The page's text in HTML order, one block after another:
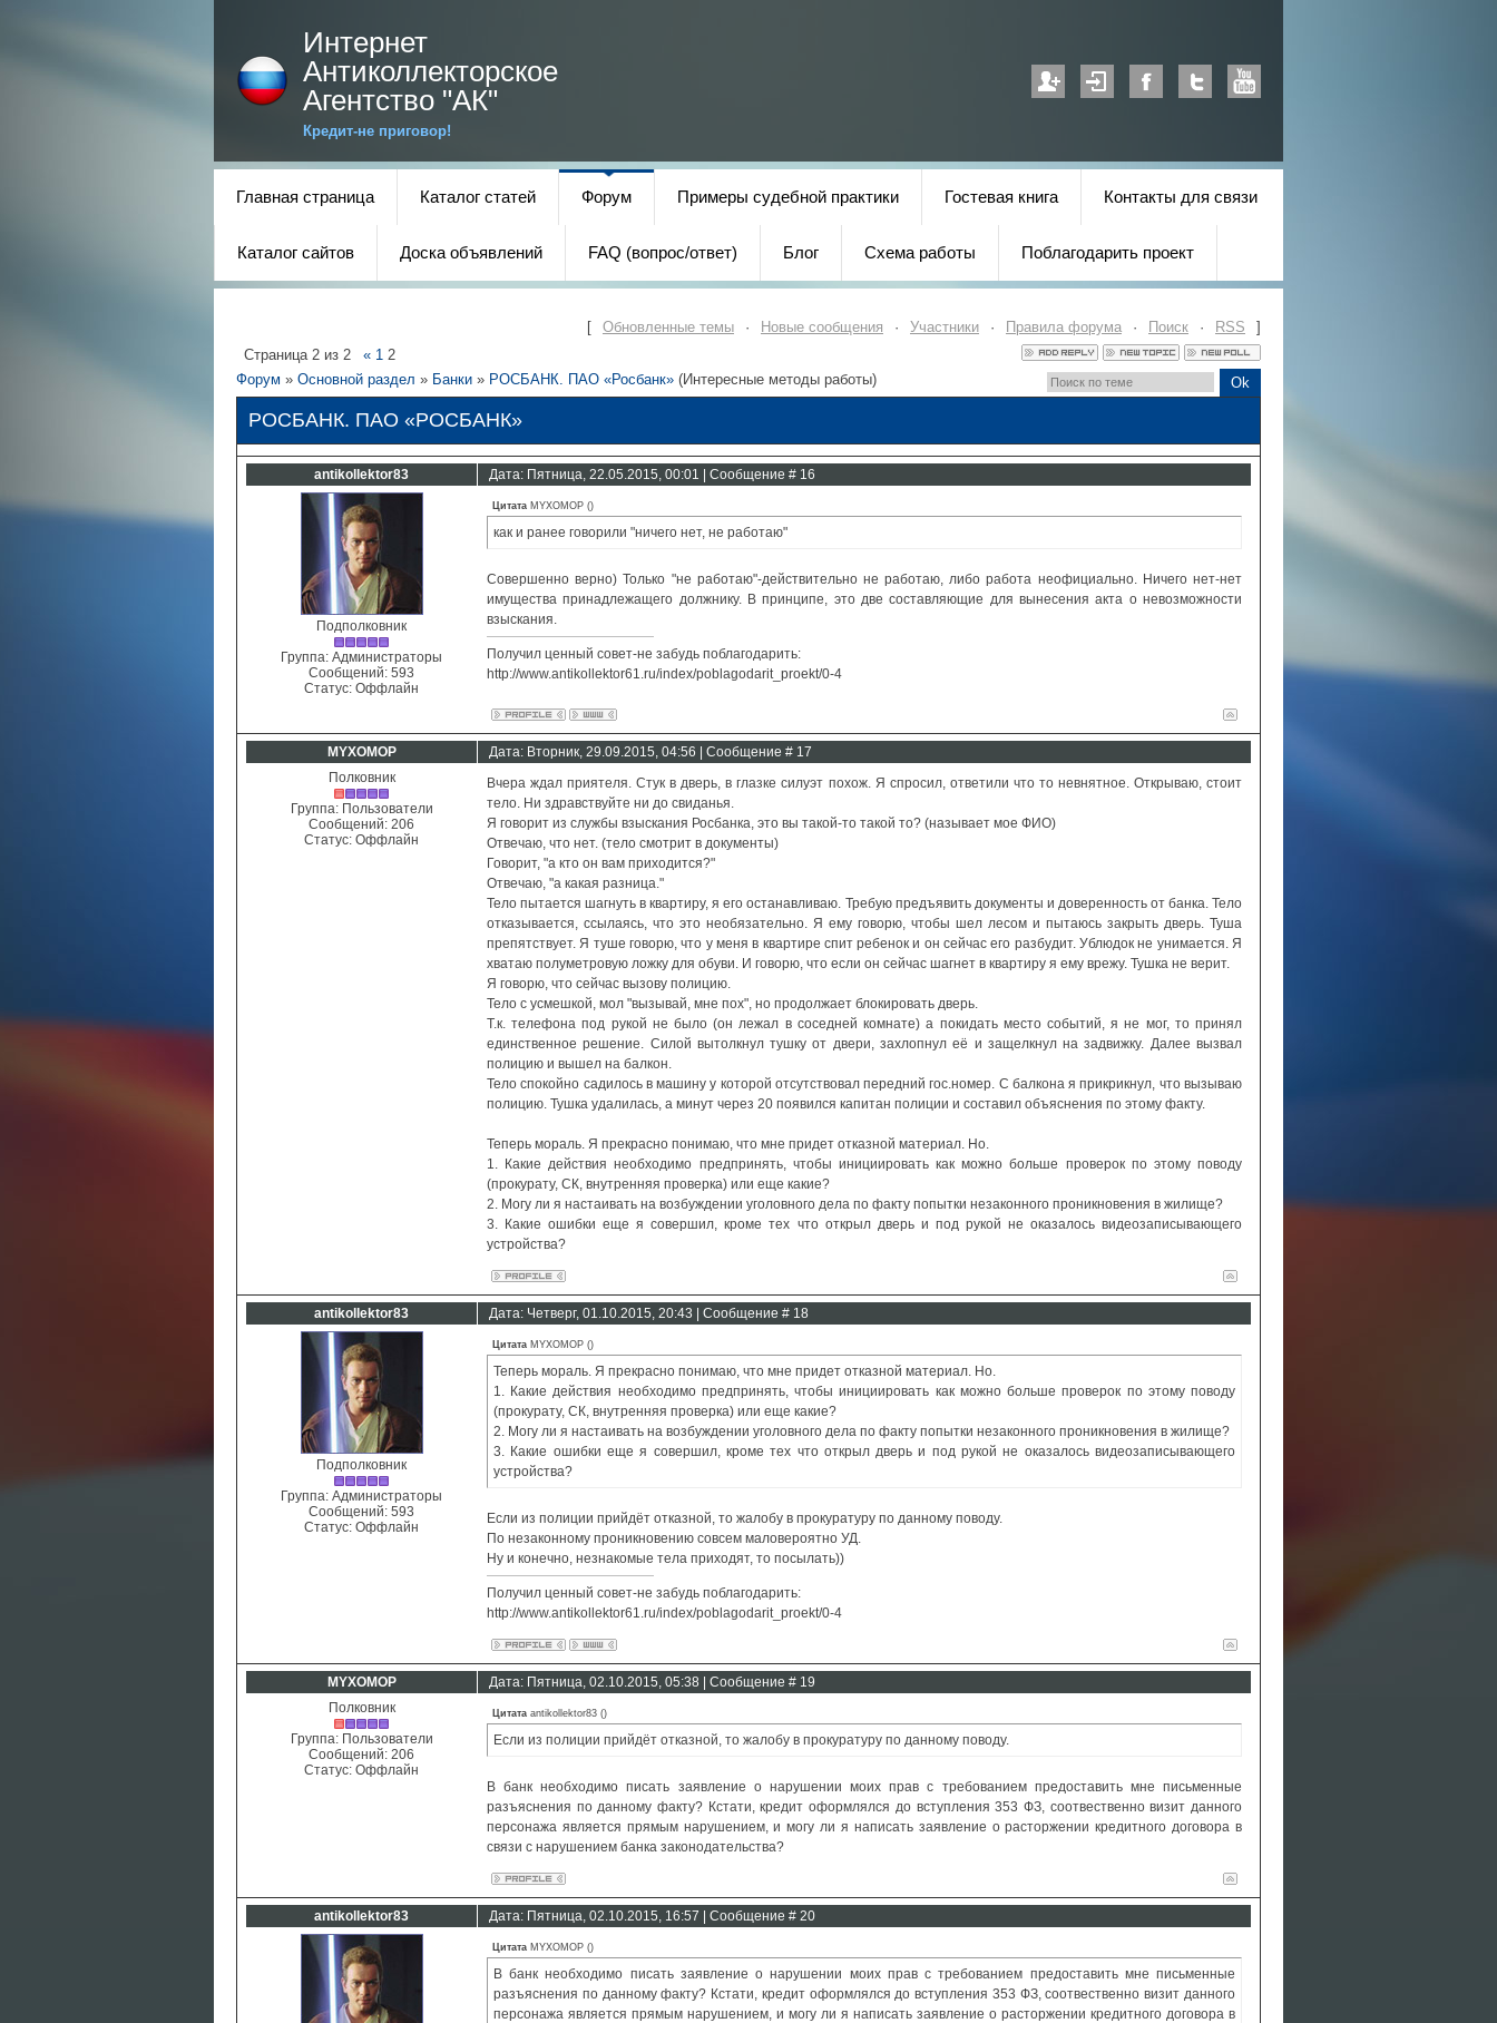
Интернет
Антиколлекторское
Агентство "АК"
Кредит-не приговор!
Главная страница Каталог статей Форум Примеры судебной практики Гостевая книга Контакты для связи
Каталог сайтов Доска объявлений FAQ (вопрос/ответ) Блог Схема работы Поблагодарить проект
[ Обновленные темы · Новые сообщения · Участники · Правила форума · Поиск · RSS
]
Страница 2 из 2 « 1 2
Форум » Основной раздел » Банки » РОСБАНК. ПАО «Росбанк» (Интересные методы работы)
РОСБАНК. ПАО «РОСБАНК»
antikollektor83 Дата: Пятница, 22.05.2015, 00:01 | Сообщение # 16
Подполковник
Группа: Администраторы
Сообщений: 593
Статус: Оффлайн
Цитата MYXOMOP ()
как и ранее говорили "ничего нет, не работаю"
Совершенно верно) Только "не работаю"-действительно не работаю, либо работа неофициально. Ничего нет-нет
имущества принадлежащего должнику. В принципе, это две составляющие для вынесения акта о невозможности
взыскания.
Получил ценный совет-не забудь поблагодарить:
http://www.antikollektor61.ru/index/poblagodarit_proekt/0-4
MYXOMOP Дата: Вторник, 29.09.2015, 04:56 | Сообщение # 17
Полковник
Группа: Пользователи
Сообщений: 206
Статус: Оффлайн
Вчера ждал приятеля. Стук в дверь, в глазке силуэт похож. Я спросил, ответили что то невнятное. Открываю, стоит
тело. Ни здравствуйте ни до свиданья.
Я говорит из службы взыскания Росбанка, это вы такой-то такой то? (называет мое ФИО)
Отвечаю, что нет. (тело смотрит в документы)
Говорит, "а кто он вам приходится?"
Отвечаю, "а какая разница."
Тело пытается шагнуть в квартиру, я его останавливаю. Требую предъявить документы и доверенность от банка. Тело
отказывается, ссылаясь, что это необязательно. Я ему говорю, чтобы шел лесом и пытаюсь закрыть дверь. Туша
препятствует. Я туше говорю, что у меня в квартире спит ребенок и он сейчас его разбудит. Ублюдок не унимается. Я
хватаю полуметровую ложку для обуви. И говорю, что если он сейчас шагнет в квартиру я ему врежу. Тушка не верит.
Я говорю, что сейчас вызову полицию.
Тело с усмешкой, мол "вызывай, мне пох", но продолжает блокировать дверь.
Т.к. телефона под рукой не было (он лежал в соседней комнате) а покидать место событий, я не мог, то принял
единственное решение. Силой вытолкнул тушку от двери, захлопнул её и защелкнул на задвижку. Далее вызвал
полицию и вышел на балкон.
Тело спокойно садилось в машину у которой отсутствовал передний гос.номер. С балкона я прикрикнул, что вызываю
полицию. Тушка удалилась, а минут через 20 появился капитан полиции и составил объяснения по этому факту.
Теперь мораль. Я прекрасно понимаю, что мне придет отказной материал. Но.
1. Какие действия необходимо предпринять, чтобы инициировать как можно больше проверок по этому поводу
(прокурату, СК, внутренняя проверка) или еще какие?
2. Могу ли я настаивать на возбуждении уголовного дела по факту попытки незаконного проникновения в жилище?
3. Какие ошибки еще я совершил, кроме тех что открыл дверь и под рукой не оказалось видеозаписывающего
устройства?
antikollektor83 Дата: Четверг, 01.10.2015, 20:43 | Сообщение # 18
Подполковник
Группа: Администраторы
Сообщений: 593
Статус: Оффлайн
Цитата MYXOMOP ()
Теперь мораль. Я прекрасно понимаю, что мне придет отказной материал. Но.
1. Какие действия необходимо предпринять, чтобы инициировать как можно больше проверок по этому поводу
(прокурату, СК, внутренняя проверка) или еще какие?
2. Могу ли я настаивать на возбуждении уголовного дела по факту попытки незаконного проникновения в жилище?
3. Какие ошибки еще я совершил, кроме тех что открыл дверь и под рукой не оказалось видеозаписывающего
устройства?
Если из полиции прийдёт отказной, то жалобу в прокуратуру по данному поводу.
По незаконному проникновению совсем маловероятно УД.
Ну и конечно, незнакомые тела приходят, то посылать))
Получил ценный совет-не забудь поблагодарить:
http://www.antikollektor61.ru/index/poblagodarit_proekt/0-4
MYXOMOP Дата: Пятница, 02.10.2015, 05:38 | Сообщение # 19
Полковник
Группа: Пользователи
Сообщений: 206
Статус: Оффлайн
Цитата antikollektor83 ()
Если из полиции прийдёт отказной, то жалобу в прокуратуру по данному поводу.
В банк необходимо писать заявление о нарушении моих прав с требованием предоставить мне письменные
разъяснения по данному факту? Кстати, кредит оформлялся до вступления 353 ФЗ, соотвественно визит данного
персонажа является прямым нарушением, и могу ли я написать заявление о расторжении кредитного договора в
связи с нарушением банка законодательства?
antikollektor83 Дата: Пятница, 02.10.2015, 16:57 | Сообщение # 20
Цитата MYXOMOP ()
В банк необходимо писать заявление о нарушении моих прав с требованием предоставить мне письменные
разъяснения по данному факту? Кстати, кредит оформлялся до вступления 353 ФЗ, соотвественно визит данного
персонажа является прямым нарушением, и могу ли я написать заявление о расторжении кредитного договора в